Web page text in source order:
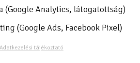
Analytics, látogatottság)
(Google Ads, Facebook Pixel)
Adatkezelési tájékoztató